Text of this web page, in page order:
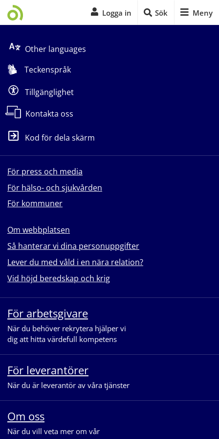
Logga in Sök Meny
Other languages
Teckenspråk
Tillgänglighet
Kontakta oss
Kod för dela skärm
För press och media
För hälso- och sjukvården
För kommuner
Om webbplatsen
Så hanterar vi dina personuppgifter
Lever du med våld i en nära relation?
Vid höjd beredskap och krig
För arbetsgivare
När du behöver rekrytera hjälper vi
dig att hitta värdefull kompetens
För leverantörer
När du är leverantör av våra tjänster
Om oss
När du vill veta mer om vår